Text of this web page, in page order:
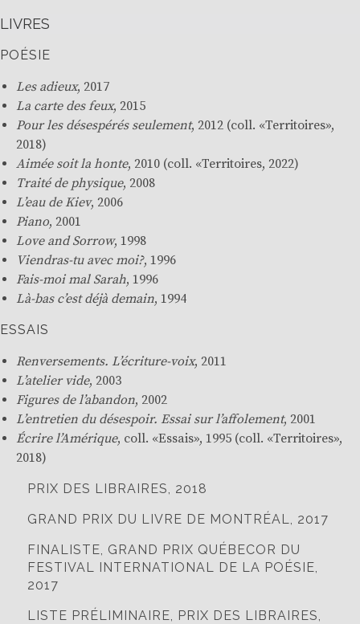
LIVRES
POÉSIE
Les adieux, 2017
La carte des feux, 2015
Pour les désespérés seulement, 2012 (coll. «Territoires»,
2018)
Aimée soit la honte, 2010 (coll. «Territoires, 2022)
Traité de physique, 2008
L’eau de Kiev, 2006
Piano, 2001
Love and Sorrow, 1998
Viendras-tu avec moi?, 1996
Fais-moi mal Sarah, 1996
Là-bas c’est déjà demain, 1994
ESSAIS
Renversements. L’écriture-voix, 2011
L’atelier vide, 2003
Figures de l’abandon, 2002
L’entretien du désespoir. Essai sur l’affolement, 2001
Écrire l’Amérique, coll. «Essais», 1995 (coll. «Territoires»,
2018)
PRIX DES LIBRAIRES, 2018
GRAND PRIX DU LIVRE DE MONTRÉAL, 2017
FINALISTE, GRAND PRIX QUÉBECOR DU
FESTIVAL INTERNATIONAL DE LA POÉSIE,
2017
LISTE PRÉLIMINAIRE, PRIX DES LIBRAIRES,